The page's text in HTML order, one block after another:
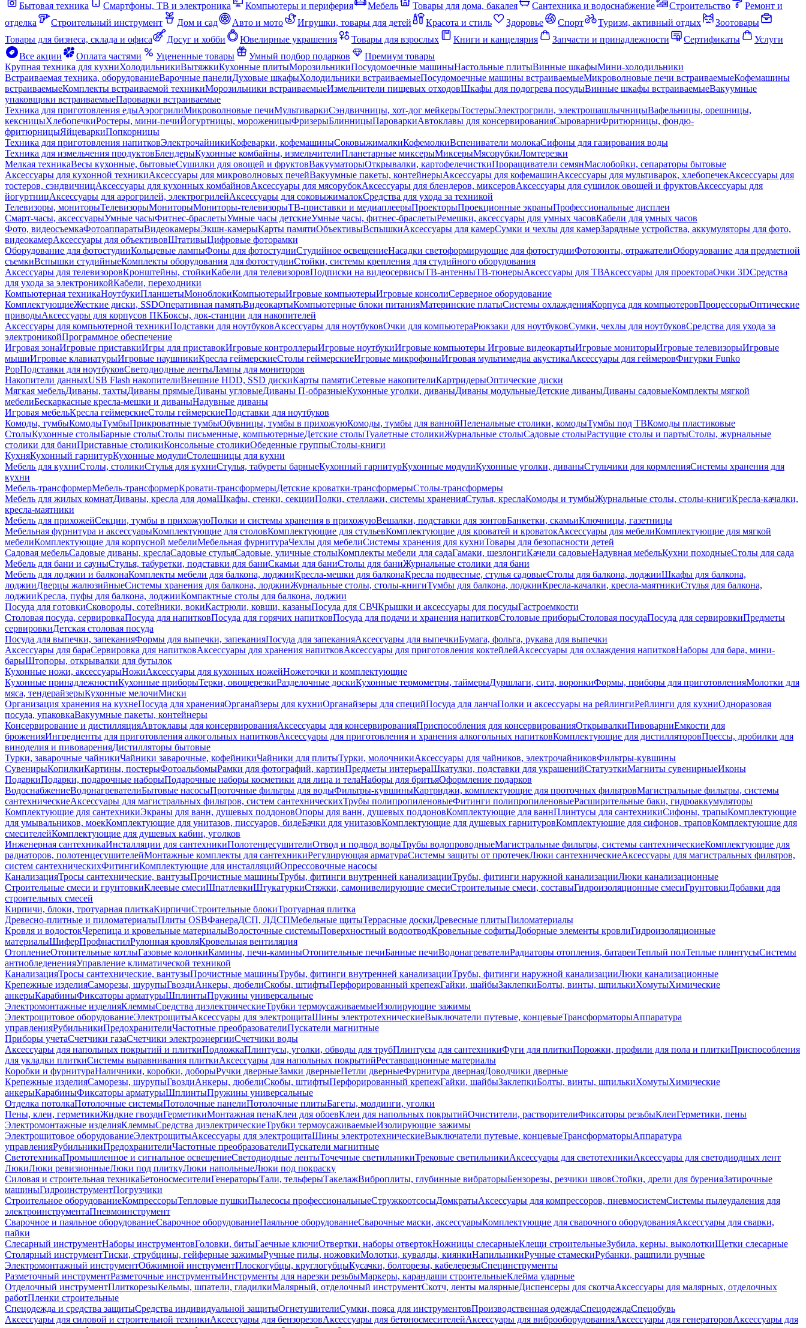
Бытовая техника Смартфоны, ТВ и электроника Компьютеры и периферия Мебель Товары для дома, бакалея Сантехника и водоснабжение Строительство
Ремонт и
отделка
Строительный инструмент Дом и сад Авто и мото Игрушки, товары для детей Красота и стиль Здоровье Спорт Туризм, активный отдых
Зоотовары
Товары для бизнеса, склада и офиса
Досуг и хобби Ювелирные украшения Товары для взрослых Книги и канцелярия Запчасти и принадлежности Сертификаты
Услуги
Все акции
Оплата частями Уцененные товары Умный подбор подарков
Премиум товары
Крупная техника для кухниХолодильникиВытяжкиКухонные плитыМорозильникиПосудомоечные машиныНастольные плитыВинные шкафыМини-холодильники
Встраиваемая техника, оборудованиеВарочные панелиДуховые шкафыХолодильники встраиваемыеПосудомоечные машины встраиваемыеМикроволновые печи встраиваемыеКофемашины
встраиваемыеКомплекты встраиваемой техникиМорозильники встраиваемыеИзмельчители пищевых отходовШкафы для подогрева посудыВинные шкафы встраиваемыеВакуумные
упаковщики встраиваемыеПароварки встраиваемые
Техника для приготовления едыАэрогрилиМикроволновые печиМультиваркиСэндвичницы, хот-дог мейкерыТостерыЭлектрогрили, электрошашлычницыВафельницы, орешницы,
кексницыХлебопечкиРостеры, мини-печиЙогуртницы, мороженицыФризерыБлинницыПароваркиАвтоклавы для консервированияСыроварниФритюрницы, фондю-
фритюрницыЯйцеваркиПопкорницы
Техника для приготовления напитковЭлектрочайникиКофеварки, кофемашиныСоковыжималкиКофемолкиВспениватели молокаСифоны для газирования воды
Техника для измельчения продуктовБлендерыКухонные комбайны, измельчителиПланетарные миксерыМиксерыМясорубкиЛомтерезки
Мелкая техникаВесы кухонные, бытовыеСушилки для овощей и фруктовВакууматорыОткрывалки, картофелечисткиПроращиватели семянМаслобойки, сепараторы бытовые
Аксессуары для кухонной техникиАксессуары для микроволновых печейВакуумные пакеты, контейнерыАксессуары для кофемашинАксессуары для мультиварок, хлебопечекАксессуары для
тостеров, сэндвичницАксессуары для кухонных комбайновАксессуары для мясорубокАксессуары для блендеров, миксеровАксессуары для сушилок овощей и фруктовАксессуары для
йогуртницАксессуары для аэрогрилей, электрогрилейАксессуары для соковыжималокСредства для ухода за техникой
Телевизоры, мониторыТелевизорыМониторыМониторы-телевизорыТВ-приставки и медиаплеерыПроекторыПроекционные экраныПрофессиональные дисплеи
Смарт-часы, аксессуарыУмные часыФитнес-браслетыУмные часы детскиеУмные часы, фитнес-браслетыРемешки, аксессуары для умных часовКабели для умных часов
Фото, видеосъемкаФотоаппаратыВидеокамерыЭкшн-камерыКарты памятиОбъективыВспышкиАксессуары для камерСумки и чехлы для камерЗарядные устройства, аккумуляторы для фото,
видеокамерАксессуары для объективовШтативыЦифровые фоторамки
Оборудование для фотостудииКольцевые лампыФоны для фотостудииСтудийное освещениеНасадки светоформирующие для фотостудииФотозонты, отражателиОборудование для предметной
съемкиВспышки студийныеКомплекты оборудования для фотостудииСтойки, системы крепления для студийного оборудования
Аксессуары для телевизоровКронштейны, стойкиКабели для телевизоровПодписки на видеосервисыТВ-антенныТВ-тюнерыАксессуары для ТВАксессуары для проектораОчки 3DСредства
для ухода за электроникойКабели, переходники
Компьютерная техникаНоутбукиПланшетыМоноблокиКомпьютерыИгровые компьютерыИгровые консолиСерверное оборудование
КомплектующиеЖесткие диски, SSDОперативная памятьВидеокартыКомпьютерные блоки питанияМатеринские платыСистемы охлажденияКорпуса для компьютеровПроцессорыОптические
приводыАксессуары для корпусов ПКБоксы, док-станции для накопителей
Аксессуары для компьютерной техникиПодставки для ноутбуковАксессуары для ноутбуковОчки для компьютераРюкзаки для ноутбуковСумки, чехлы для ноутбуковСредства для ухода за
электроникойПрограммное обеспечение
Игровая зонаИгровые приставкиИгры для приставокИгровые контроллерыИгровые ноутбукиИгровые компьютеры Игровые видеокартыИгровые мониторыИгровые телевизорыИгровые
мышиИгровые клавиатурыИгровые наушникиКресла геймерскиеСтолы геймерскиеИгровые микрофоныИгровая мультимедиа акустикаАксессуары для геймеровФигурки Funko
PopПодставки для ноутбуковСветодиодные лентыЛампы для мониторов
Накопители данныхUSB Flash накопителиВнешние HDD, SSD дискиКарты памятиСетевые накопителиКартридерыОптические диски
Мягкая мебельДиваны, тахтыДиваны прямыеДиваны угловыеДиваны П-образныеКухонные уголки, диваныДиваны модульныеДетские диваныДиваны садовыеКомплекты мягкой
мебелиБескаркасные кресла-мешки и диваныНадувные диваны
Игровая мебельКресла геймерскиеСтолы геймерскиеПодставки для ноутбуков
Комоды, тумбыКомодыТумбыПрикроватные тумбыОбувницы, тумбы в прихожуюКомоды, тумбы для ваннойПеленальные столики, комодыТумбы под ТВКомоды пластиковые
СтолыКухонные столыБарные столыСтолы письменные, компьютерныеДетские столыТуалетные столикиЖурнальные столыСадовые столыРастущие столы и партыСтолы, журнальные
столики для баниПриставные столикиКонсольные столикиОбеденные группыСтолы-книги
КухняКухонный гарнитурКухонные модулиСтолешницы для кухни
Мебель для кухниСтолы, столикиСтулья для кухниСтулья, табуреты барныеКухонный гарнитурКухонные модулиКухонные уголки, диваныСтульчики для кормленияСистемы хранения для
кухни
Мебель-трансформерМебель-трансформерКровати-трансформерыДетские кроватки-трансформерыСтолы-трансформеры
Мебель для жилых комнатДиваны, кресла для домаШкафы, стенки, секцииПолки, стеллажи, системы храненияСтулья, креслаКомоды и тумбыЖурнальные столы, столы-книгиКресла-качалки,
кресла-маятники
Мебель для прихожейСекции, тумбы в прихожуюПолки и системы хранения в прихожуюВешалки, подставки для зонтовБанкетки, скамьиКлючницы, газетницы
Мебельная фурнитура и аксессуарыКомплектующие для столовКомплектующие для стульевКомплектующие для кроватей и кроватокАксессуары для мебелиКомплектующие для мягкой
мебелиКомплектующие для корпусной мебелиМебельная фурнитураЧехлы для мебелиСистемы хранения для кухниТовары для безопасности детей
Садовая мебельСадовые диваны, креслаСадовые стульяСадовые, уличные столыКомплекты мебели для садаГамаки, шезлонгиКачели садовыеНадувная мебельКухни походныеСтолы для сада
Мебель для бани и сауныСтулья, табуретки, подставки для баниСкамьи для баниСтолы для баниЖурнальные столики для бани
Мебель для лоджии и балконаКомплекты мебели для балкона, лоджииКресла-мешки для балконаКресла подвесные, стулья садовыеСтолы для балкона, лоджииШкафы для балкона,
лоджииДверцы жалюзийныеСистемы хранения для балкона, лоджииЖурнальные столы, столы-книгиТумбы для балкона, лоджииКресла-качалки, кресла-маятникиСтулья для балкона,
лоджииКресла, пуфы для балкона, лоджииКомпактные столы для балкона, лоджии
Посуда для готовкиСковороды, сотейники, вокиКастрюли, ковши, казаныПосуда для СВЧКрышки и аксессуары для посудыГастроемкости
Столовая посуда, сервировкаПосуда для напитковПосуда для горячих напитковПосуда для подачи и хранения напитковСтоловые приборыСтоловая посудаПосуда для сервировкиПредметы
сервировкиДетская столовая посуда
Посуда для выпечки, запеканияФормы для выпечки, запеканияПосуда для запеканияАксессуары для выпечкиБумага, фольга, рукава для выпечки
Аксессуары для бараСервировка для напитковАксессуары для хранения напитковАксессуары для приготовления коктейлейАксессуары для охлаждения напитковНаборы для бара, мини-
барыШтопоры, открывалки для бутылок
Кухонные ножи, аксессуарыНожиАксессуары для кухонных ножейНожеточки и комплектующие
Кухонные принадлежностиКухонные приборыТерки, овощерезкиРазделочные доскиКухонные термометры, таймерыДуршлаги, сита, воронкиФормы, приборы для приготовленияМолотки для
мяса, тендерайзерыКухонные мелочиМиски
Организация хранения на кухнеПосуда для храненияОрганайзеры для кухниОрганайзеры для специйПосуда для ланчаПолки и аксессуары на рейлингиРейлинги для кухниОдноразовая
посуда, упаковкаВакуумные пакеты, контейнеры
Консервирование и дистилляцияАвтоклавы для консервированияАксессуары для консервированияПриспособления для консервированияОткрывалкиПивоварниЕмкости для
броженияИнгредиенты для приготовления алкогольных напитковАксессуары для приготовления и хранения алкогольных напитковКомплектующие для дистилляторовПрессы, дробилки для
виноделия и пивоваренияДистилляторы бытовые
Турки, заварочные чайникиЧайники заварочные, кофейникиЧайники для плитыТурки, молочникиАксессуары для чайников, электрочайниковФильтры-кувшины
СувенирыКопилкиКартины, постерыФотоальбомыРамки для фотографий, картинПредметы интерьераШкатулки, подставки для украшенийСтатуэткиМагниты сувенирныеИконы
ПодаркиПодарки, подарочные наборыПодарочные наборы косметики для лица и телаНаборы для бритьяОформление подарков
ВодоснабжениеВодонагревателиБытовые насосыПроточные фильтры для водыФильтры-кувшиныКартриджи, комплектующие для проточных фильтровМагистральные фильтры, системы
сантехническиеАксессуары для магистральных фильтров, систем сантехническихТрубы полипропиленовыеФитинги полипропиленовыеРасширительные баки, гидроаккумуляторы
Комплектующие для сантехникиЭкраны для ванн, душевых поддоновОпоры для ванн, душевых поддоновКомплектующие для ваннПлинтусы для сантехникиСифоны, трапыКомплектующие
для умывальников, моекКомплектующие для унитазов, писсуаров, бидеБачки для унитазовКомплектующие для душевых гарнитуровКомплектующие для сифонов, траповКомплектующие для
смесителейКомплектующие для душевых кабин, уголков
Инженерная сантехникаИнсталляции для сантехникиПолотенцесушителиОтвод и подвод водыТрубы водопроводныеМагистральные фильтры, системы сантехническиеКомплектующие для
радиаторов, полотенцесушителейМонтажные комплекты для сантехникиРегулирующая арматураСистемы защиты от протечекЛюки сантехническиеАксессуары для магистральных фильтров,
систем сантехническихФитингиКомплектующие для инсталляцийОпрессовочные насосы
КанализацияТросы сантехнические, вантузыПрочистные машиныТрубы, фитинги внутренней канализацииТрубы, фитинги наружной канализацииЛюки канализационные
Строительные смеси и грунтовкиКлеевые смесиШпатлевкиШтукатуркиСтяжки, самонивелирующие смесиСтроительные смеси, составыГидроизоляционные смесиГрунтовкиДобавки для
строительных смесей
Кирпичи, блоки, тротуарная плиткаКирпичиСтроительные блокиТротуарная плитка
Древесно-плитные и пиломатериалыПлиты OSBФанераДСП, ЛДСПМебельные щитыТеррасные доскиДревесные плитыПиломатериалы
Кровля и водостокЧерепица и кровельные материалыВодосточные системыПоверхностный водоотводКровельные софитыДоборные элементы кровлиГидроизоляционные
материалыШиферПрофнастилРулонная кровляКровельная вентиляция
ОтоплениеОтопительные котлыГазовые колонкиКамины, печи-каминыОтопительные печиБанные печиВодонагревателиРадиаторы отопления, батареиТеплый полТеплые плинтусыСистемы
антиобледененияУправление климатической техникой
КанализацияТросы сантехнические, вантузыПрочистные машиныТрубы, фитинги внутренней канализацииТрубы, фитинги наружной канализацииЛюки канализационные
Крепежные изделияСаморезы, шурупыГвоздиАнкеры, дюбелиСкобы, штифтыПерфорированный крепежГайки, шайбыЗаклепкиБолты, винты, шпилькиХомутыХимические
анкерыКарабиныФиксаторы арматурыШплинтыПружины универсальные
Электромонтажные изделияКлеммыСредства диэлектрическиеТрубки термоусаживаемыеИзолирующие зажимы
Электрощитовое оборудованиеЭлектрощитыАксессуары для электрощитаШины электротехническиеВыключатели путевые, концевыеТрансформаторыАппаратура
управленияРубильникиПредохранителиЧастотные преобразователиПускатели магнитные
Приборы учетаСчетчики газаСчетчики электроэнергииСчетчики воды
Аксессуары для напольных покрытий и плиткиПодложкаПлинтусы, уголки, обводы для трубПлинтусы для сантехникиФуги для плиткиПорожки, профили для пола и плиткиПриспособления
для укладки плиткиСистемы выравнивания плиткиАксессуары для напольных покрытийРеставрационные материалы
Коробки и фурнитураНаличники, коробки, доборыРучки дверныеЗамки дверныеПетли дверныеФурнитура двернаяДоводчики дверные
Крепежные изделияСаморезы, шурупыГвоздиАнкеры, дюбелиСкобы, штифтыПерфорированный крепежГайки, шайбыЗаклепкиБолты, винты, шпилькиХомутыХимические
анкерыКарабиныФиксаторы арматурыШплинтыПружины универсальные
Отделка потолкаПотолочные системыПотолочные панелиПотолочные плитыБагеты, молдинги, уголки
Пены, клеи, герметикиЖидкие гвоздиГерметикиМонтажная пенаКлеи для обоевКлеи для напольных покрытийОчистители, растворителиФиксаторы резьбыКлеиГерметики, пены
Электромонтажные изделияКлеммыСредства диэлектрическиеТрубки термоусаживаемыеИзолирующие зажимы
Электрощитовое оборудованиеЭлектрощитыАксессуары для электрощитаШины электротехническиеВыключатели путевые, концевыеТрансформаторыАппаратура
управленияРубильникиПредохранителиЧастотные преобразователиПускатели магнитные
СветотехникаПромышленное и сигнальное освещениеСветодиодные лентыТочечные светильникиТрековые светильникиАксессуары для светотехникиАксессуары для светодиодных лент
ЛюкиЛюки ревизионныеЛюки под плиткуЛюки напольныеЛюки под покраску
Силовая и строительная техникаБетоносмесителиГенераторыТали, тельферыТакелажВиброплиты, глубинные вибраторыБензорезы, резчики швовСтойки, дрели для буренияЗатирочные
машиныГидроинструментПогрузчики
Строительное оборудованиеКомпрессорыТепловые пушкиПылесосы профессиональныеСтружкоотсосыДомкратыАксессуары для компрессоров, пневмосистемСистемы пылеудаления для
электроинструментаПневмоинструмент
Сварочное и паяльное оборудованиеСварочное оборудованиеПаяльное оборудованиеСварочные маски, аксессуарыКомплектующие для сварочного оборудованияАксессуары для сварки,
пайки
Слесарный инструментНаборы инструментовГоловки, битыГаечные ключиОтвертки, наборы отвертокНожницы слесарныеКлещи строительныеЗубила, керны, выколоткиЩетки слесарные
Столярный инструментТиски, струбцины, гейферные зажимыРучные пилы, ножовкиМолотки, кувалды, киянкиНапильникиРучные стамескиРубанки, рашпили ручные
Электромонтажный инструментОбжимной инструментПлоскогубцы, круглогубцыКусачки, болторезы, кабелерезыСпецинструменты
Разметочный инструментРазметочные инструментыИнструменты для нарезки резьбыМаркеры, карандаши строительныеКлейма ударные
Отделочный инструментПлиткорезыКельмы, шпатели, гладилкиМалярный, отделочный инструментСкотч, ленты малярныеДиспенсеры для скотчаАксессуары для малярных, отделочных
работПленки строительные
Спецодежда и средства защитыСредства индивидуальной защитыОгнетушителиСумки, пояса для инструментовПроизводственная одеждаСпецодеждаСпецобувь
Аксессуары для силовой и строительной техникиАксессуары для бензорезовАксессуары для бетоносмесителейАксессуары для виброоборудованияАксессуары для генераторовАксессуары для